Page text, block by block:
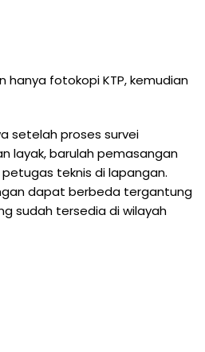
hanya fotokopi KTP, kemudian
setelah proses survei
layak, barulah pemasangan
teknis di lapangan.
dapat berbeda tergantung
sudah tersedia di wilayah